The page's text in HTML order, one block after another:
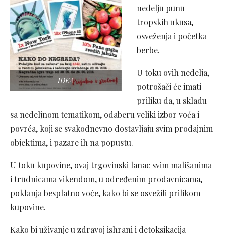
IDEA
nedelju punu
tropskih ukusa,
osveženja i početka
berbe.
U toku ovih nedelja,
potrošači će imati
priliku da, u skladu
sa nedeljnom tematikom, odaberu veliki izbor voća i
povrća, koji se svakodnevno dostavljaju svim prodajnim
objektima, i pazare ih na popustu.
U toku kupovine, ovaj trgovinski lanac svim mališanima
i trudnicama vikendom, u određenim prodavnicama,
poklanja besplatno voće, kako bi se osvežili prilikom
kupovine.
Kako bi uživanje u zdravoj ishrani i detoksikacija